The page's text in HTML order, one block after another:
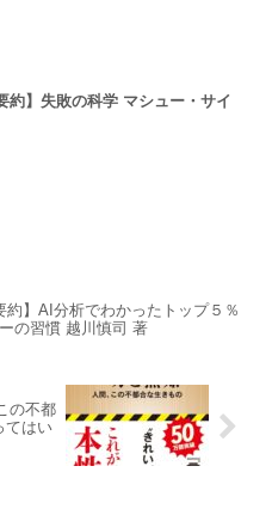
約】失敗の科学 マシュー・サイ
約】AI分析でわかったトップ５％
の習慣 越川慎司 著
の不都
てはい